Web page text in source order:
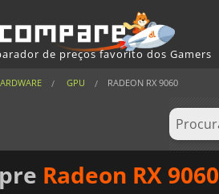
de preços favorito dos Gamers
GPU RADEON RX 9060
Radeon RX 9060